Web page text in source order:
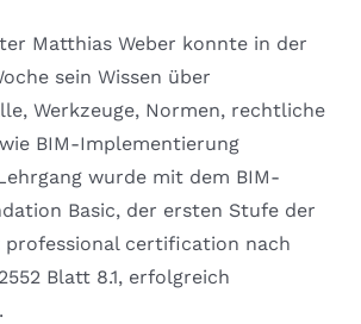
Matthias Weber konnte in der
sein Wissen über
Werkzeuge, Normen, rechtliche
BIM-Implementierung
wurde mit dem BIM-
Basic, der ersten Stufe der
professional certification nach
Blatt 8.1, erfolgreich